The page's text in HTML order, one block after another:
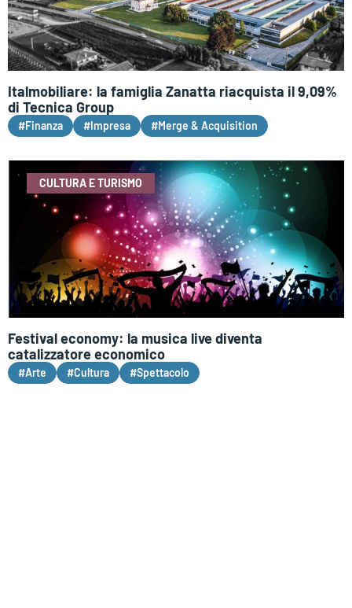
Italmobiliare: la famiglia Zanatta riacquista il 9,09%
di Tecnica Group
#Finanza #Impresa #Merge & Acquisition
CULTURA E TURISMO
Festival economy: la musica live diventa
catalizzatore economico
#Arte #Cultura #Spettacolo